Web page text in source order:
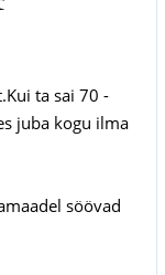
ta sai 70 -
juba kogu ilma
söövad